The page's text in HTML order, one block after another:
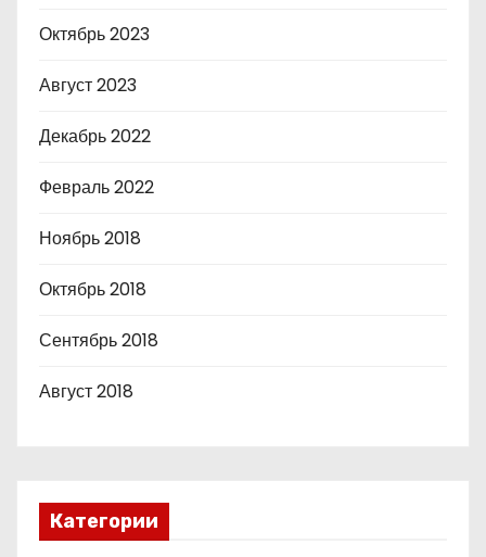
Октябрь 2023
Август 2023
Декабрь 2022
Февраль 2022
Ноябрь 2018
Октябрь 2018
Сентябрь 2018
Август 2018
Категории